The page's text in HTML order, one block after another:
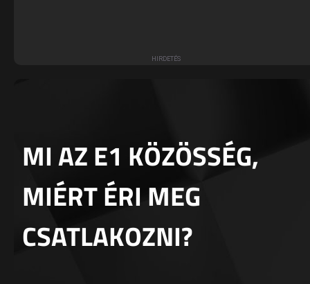
MI AZ E1 KÖZÖSSÉG,
MIÉRT ÉRI MEG
CSATLAKOZNI?